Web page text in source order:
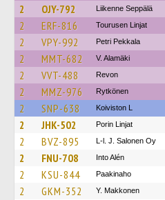
2 OJY-792 Liikenne Seppälä
2 ERF-816 Tourusen Linjat
2 VPY-992 Petri Pekkala
2 MMT-682 V. Alamäki
2 VVT-488 Revon
2 MMZ-976 Rytkönen
2 SNP-638 Koiviston L
2 JHK-502 Porin Linjat
2 BVZ-895 L-l. J. Salonen Oy
2 FNU-708 Into Alén
2 KSU-844 Paakinaho
2 GKM-352 Y. Makkonen